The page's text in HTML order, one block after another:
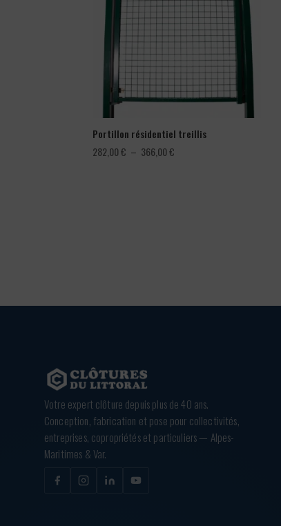
Portillon résidentiel treillis
282,00€ – 366,00€
Votre expert clôture depuis plus de 40 ans.
Conception, fabrication et pose pour collectivités,
entreprises, copropriétés et particuliers — Alpes-
Maritimes & Var.